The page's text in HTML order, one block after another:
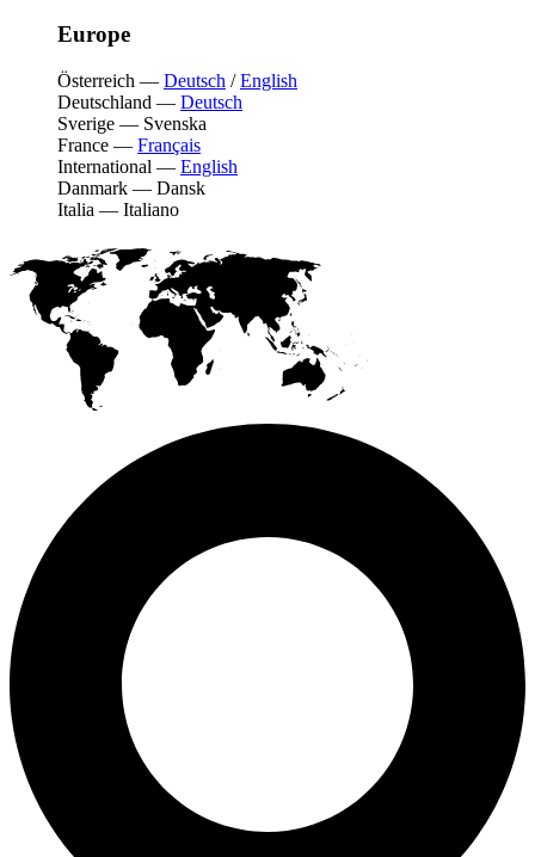
Europe
Österreich — Deutsch /English
Deutschland — Deutsch
Sverige — Svenska
France — Français
International — English
Danmark — Dansk
Italia — Italiano